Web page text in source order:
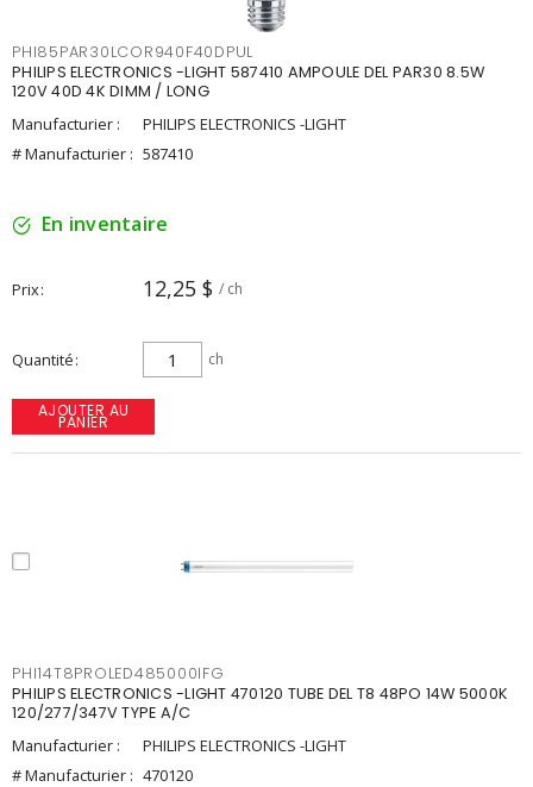
PHI85PAR30LCOR940F40DPUL
PHILIPS ELECTRONICS -LIGHT 587410 AMPOULE DEL PAR30 8.5W
120V 40D 4K DIMM / LONG
Manufacturier :
PHILIPS ELECTRONICS -LIGHT
# Manufacturier : 587410
En inventaire
Prix 12,25 $ / ch
Quantité ch
AJOUTER AU
PANIER
PHI14T8PROLED485000IFG
PHILIPS ELECTRONICS -LIGHT 470120 TUBE DEL T8 48PO 14W 5000K
120/277/347V TYPE A/C
Manufacturier :
PHILIPS ELECTRONICS -LIGHT
# Manufacturier : 470120